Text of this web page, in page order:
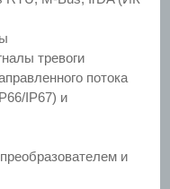
тревоги
потока
IP67) и
и